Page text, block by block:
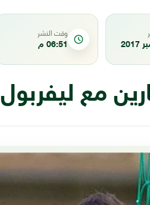
وقت النشر
06:51 م
مع ليفربول